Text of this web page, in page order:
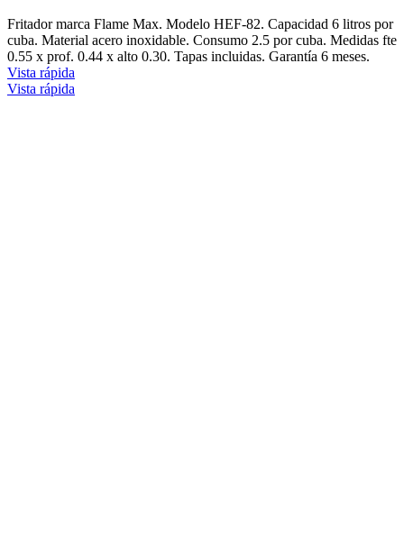
Fritador marca Flame Max. Modelo HEF-82. Capacidad 6 litros por
cuba. Material acero inoxidable. Consumo 2.5 por cuba. Medidas fte
0.55 x prof. 0.44 x alto 0.30. Tapas incluidas. Garantía 6 meses.
Vista rápida
Vista rápida